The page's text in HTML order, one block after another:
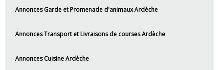
Annonces Garde et Promenade d'animaux Ardèche
Annonces Transport et Livraisons de courses Ardèche
Annonces Cuisine Ardèche